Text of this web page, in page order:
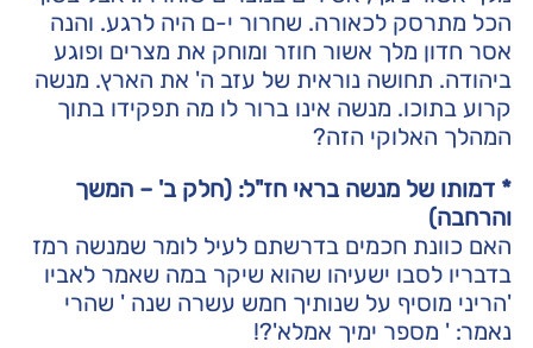
הכל מתרסק לכאורה. שחרור י-ם היה לרגע. והנה
אסר חדון מלך אשור חוזר ומוחק את מצרים ופוגע
ביהודה. תחושה נוראית של עזב ה' את הארץ. מנשה
קרוע בתוכו. מנשה אינו ברור לו מה תפקידו בתוך
המהלך האלוקי הזה?
* דמותו של מנשה בראי חז"ל: (חלק ב' – המשך
והרחבה)
האם כוונת חכמים בדרשתם לעיל לומר שמנשה רמז
בדבריו לסבו ישעיהו שהוא שיקר במה שאמר לאביו
'הריני מוסיף על שנותיך חמש עשרה שנה ' שהרי
נאמר: ' מספר ימיך אמלא'?!